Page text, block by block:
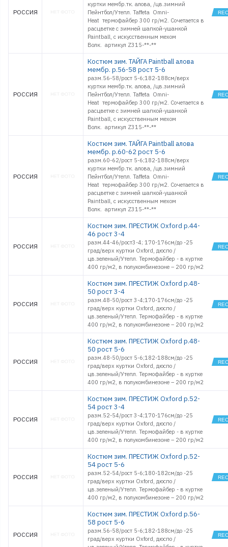
РОССИЯ
куртки мембр.тк. алова, /цв.зимний
Пейнтбол/Утепл. Taffeta Omni-
Heat термофайбер 300 гр/м2. Сочетается в
расцветке с зимней шапкой-ушанкой
Paintball, с искусственным мехом
Волк. артикул Z315-**-**
РОССИЯ
Костюм зим. ТАЙГА Paintball алова
мембр. р.56-58 рост 5-6
разм.56-58/рост 5-6;182-188см/верх
куртки мембр.тк. алова, /цв.зимний
Пейнтбол/Утепл. Taffeta Omni-
Heat термофайбер 300 гр/м2. Сочетается в
расцветке с зимней шапкой-ушанкой
Paintball, с искусственным мехом
Волк. артикул Z315-**-**
РОССИЯ
Костюм зим. ТАЙГА Paintball алова
мембр. р.60-62 рост 5-6
разм.60-62/рост 5-6;182-188см/верх
куртки мембр.тк. алова, /цв.зимний
Пейнтбол/Утепл. Taffeta Omni-
Heat термофайбер 300 гр/м2. Сочетается в
расцветке с зимней шапкой-ушанкой
Paintball, с искусственным мехом
Волк. артикул Z315-**-**
РОССИЯ
Костюм зим. ПРЕСТИЖ Oxford р.44-
46 рост 3-4
разм.44-46/рост3-4; 170-176см/до -25
град/верх куртки Oxford, дюспо /
цв.зеленый/Утепл. Термофайбер - в куртке
400 гр/м2, в полукомбинезоне – 200 гр/м2
РОССИЯ
Костюм зим. ПРЕСТИЖ Oxford р.48-
50 рост 3-4
разм.48-50/рост 3-4;170-176см/до -25
град/верх куртки Oxford, дюспо /
цв.зеленый/Утепл. Термофайбер - в куртке
400 гр/м2, в полукомбинезоне – 200 гр/м2
РОССИЯ
Костюм зим. ПРЕСТИЖ Oxford р.48-
50 рост 5-6
разм.48-50/рост 5-6;182-188см/до -25
град/верх куртки Oxford, дюспо /
цв.зеленый/Утепл. Термофайбер - в куртке
400 гр/м2, в полукомбинезоне – 200 гр/м2
РОССИЯ
Костюм зим. ПРЕСТИЖ Oxford р.52-
54 рост 3-4
разм.52-54/рост 3-4;170-176см/до -25
град/верх куртки Oxford, дюспо /
цв.зеленый/Утепл. Термофайбер - в куртке
400 гр/м2, в полукомбинезоне – 200 гр/м2
РОССИЯ
Костюм зим. ПРЕСТИЖ Oxford р.52-
54 рост 5-6
разм.52-54/рост 5-6;180-182см/до -25
град/верх куртки Oxford, дюспо /
цв.зеленый/Утепл. Термофайбер - в куртке
400 гр/м2, в полукомбинезоне – 200 гр/м2
РОССИЯ
Костюм зим. ПРЕСТИЖ Oxford р.56-
58 рост 5-6
разм.56-58/рост 5-6;182-188см/до -25
град/верх куртки Oxford, дюспо /